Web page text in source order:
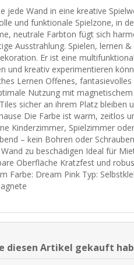
jede Wand in eine kreative
und funktionale Spielzone, in
neutrale Farbton fügt sich
Ausstrahlung. Spielen, lernen
Er ist eine
und kreativ experimentieren
Lernen Offenes,
Nutzung mit
sicher an ihrem Platz bleiben
Die Farbe ist warm, zeitlos
Kinderzimmer, Spielzimmer
– kein Bohren oder
zu beschädigen Ideal für
Oberfläche Kratzfest und
Farbe: Dream Pink Typ:
diesen Artikel gekauft